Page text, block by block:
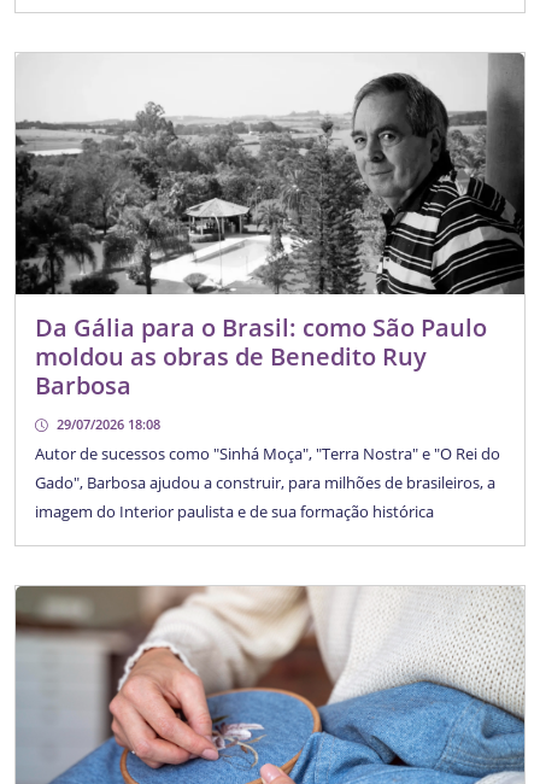
Da Gália para o Brasil: como São Paulo
moldou as obras de Benedito Ruy
Barbosa
29/07/2026 18:08
Autor de sucessos como "Sinhá Moça", "Terra Nostra" e "O Rei do
Gado", Barbosa ajudou a construir, para milhões de brasileiros, a
imagem do Interior paulista e de sua formação histórica